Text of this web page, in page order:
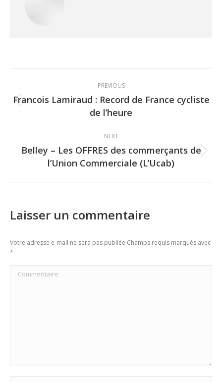
navigation
PREVIOUS
Previous
post:
Francois Lamiraud : Record de France cycliste
de l’heure
NEXT
Next
post:
Belley – Les OFFRES des commerçants de
l’Union Commerciale (L’Ucab)
Laisser un commentaire
Votre adresse e-mail ne sera pas publiée Champs requis marqués avec
*
Commentaire